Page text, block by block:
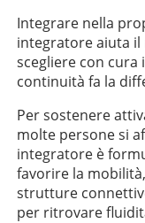
Integrare nella
integratore aiuta
scegliere con cura
continuità fa la
Per sostenere
molte persone si
integratore è
favorire la
strutture
per ritrovare